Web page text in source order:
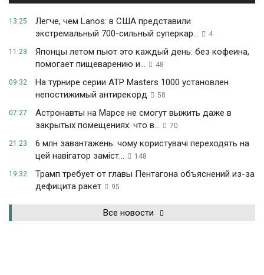
13:25
Легче, чем Lanos: в США представили
экстремальный 700-сильный суперкар...
4
11:23
Японцы летом пьют это каждый день: без кофеина,
помогает пищеварению и...
48
09:32
На турнире серии ATP Masters 1000 установлен
непостижимый антирекорд
58
07:27
Астронавты на Марсе не смогут выжить даже в
закрытых помещениях: что в...
70
21:23
6 млн завантажень: чому користувачі переходять на
цей навігатор заміст...
148
19:32
Трамп требует от главы Пентагона объяснений из-за
дефицита ракет
95
Все новости